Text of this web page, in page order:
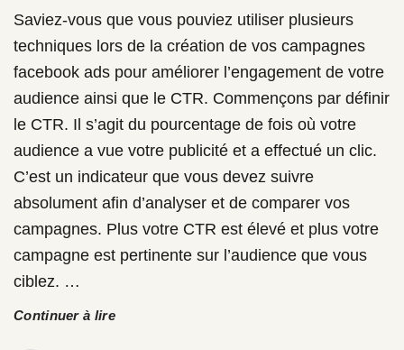
Saviez-vous que vous pouviez utiliser plusieurs
techniques lors de la création de vos campagnes
facebook ads pour améliorer l’engagement de votre
audience ainsi que le CTR. Commençons par définir
le CTR. Il s’agit du pourcentage de fois où votre
audience a vue votre publicité et a effectué un clic.
C’est un indicateur que vous devez suivre
absolument afin d’analyser et de comparer vos
campagnes. Plus votre CTR est élevé et plus votre
campagne est pertinente sur l’audience que vous
ciblez. …
Continuer à lire